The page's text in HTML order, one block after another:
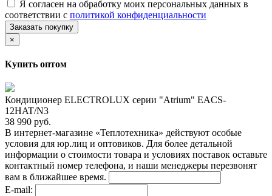
Я согласен на обработку моих персональных данных в
соответствии с политикой конфиденциальности
Заказать покупку
×
Купить оптом
Кондиционер ELECTROLUX серии "Atrium" EACS-
12HAT/N3
38 990 руб.
В интернет-магазине «Теплотехника» действуют особые
условия для юр.лиц и оптовиков. Для более детальной
информации о стоимости товара и условиях поставок оставьте
контактный номер телефона, и наши менеджеры перезвонят
вам в ближайшее время.
E-mail: